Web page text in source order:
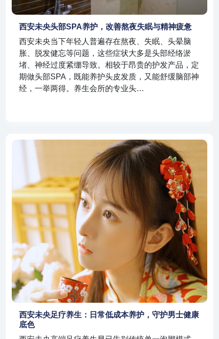
西安未央头部SPA养护，改善熬夜失眠与精神疲惫
西安未央当下年轻人普遍存在熬夜、失眠、头晕脑
胀、脱发健忘等问题，这些症状大多是头部经络淤
堵、神经过度紧绷导致。相较于昂贵的护发产品，定
期做头部SPA，既能养护头皮发质，又能舒缓脑部神
经，一举两得。养生会所的专业头…
西安未央足疗养生：日常低成本养护，守护男士健康
底色